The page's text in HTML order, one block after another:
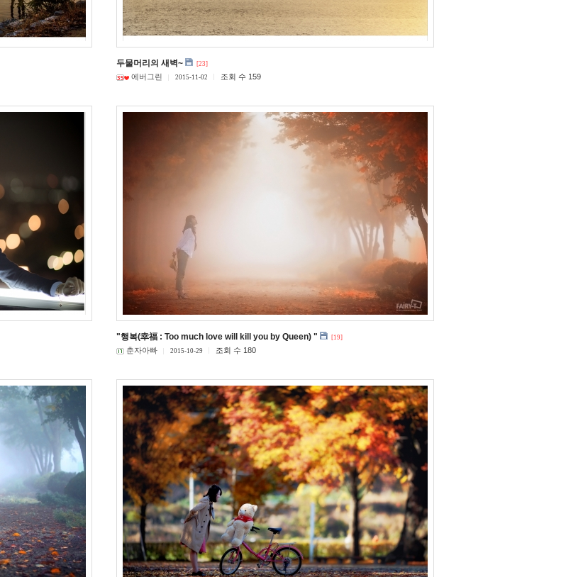
두물머리의 새벽~ [23]
에버그린 2015-11-02 조회 수 159
"행복(幸福 : Too much love will kill you by Queen) " [19]
춘자아빠 2015-10-29 조회 수 180